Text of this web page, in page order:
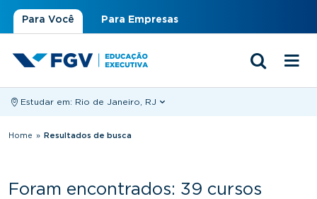
Para Você Para Empresas
Estudar em: Rio de Janeiro, RJ
Você está aqui
Home » Resultados de busca
Foram encontrados: 39 cursos